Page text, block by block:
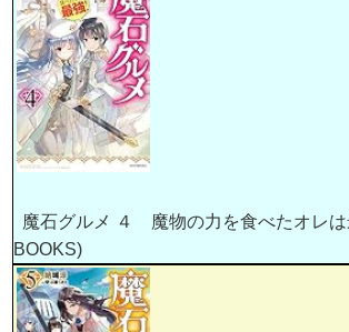
魔石グルメ ４ 魔物の力を食べたオレは
BOOKS)